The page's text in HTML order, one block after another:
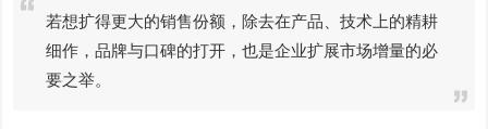
若想扩得更大的销售份额，除去在产品、技术上的精耕
细作，品牌与口碑的打开，也是企业扩展市场增量的必
要之举。